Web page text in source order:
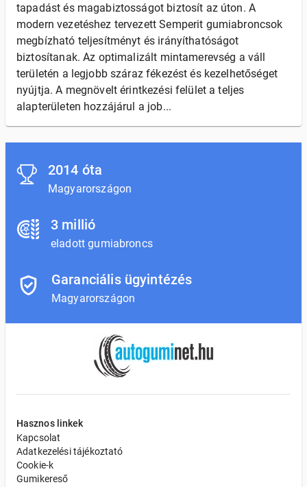
tapadást és magabiztosságot biztosít az úton. A
modern vezetéshez tervezett Semperit gumiabroncsok
megbízható teljesítményt és irányíthatóságot
biztosítanak. Az optimalizált mintamerevség a váll
területén a legjobb száraz fékezést és kezelhetőséget
nyújtja. A megnövelt érintkezési felület a teljes
alapterületen hozzájárul a job...
2014 óta
Magyarországon
3 millió
eladott gumiabroncs
Garanciális ügyintézés
Magyarországon
Hasznos linkek
Kapcsolat
Adatkezelési tájékoztató
Cookie-k
Gumikereső